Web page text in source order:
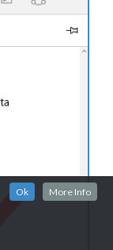
Ok More Info